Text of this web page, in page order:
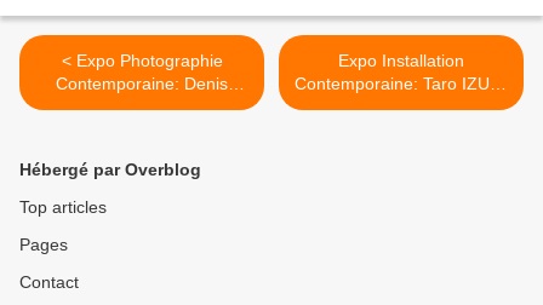
< Expo Photographie
Contemporaine: Denis
DARZACQ "Contreformes"
Expo Installation
Contemporaine: Taro IZUMI
« Night Lie » >
Hébergé par Overblog
Top articles
Pages
Contact